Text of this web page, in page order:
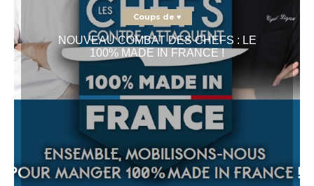
Coups de ♥
NOUVEAU COMBAT DES CHEFS : LE
100% MADE IN FRANCE !